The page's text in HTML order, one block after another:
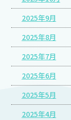
2025年9月
2025年8月
2025年7月
2025年6月
2025年5月
2025年4月